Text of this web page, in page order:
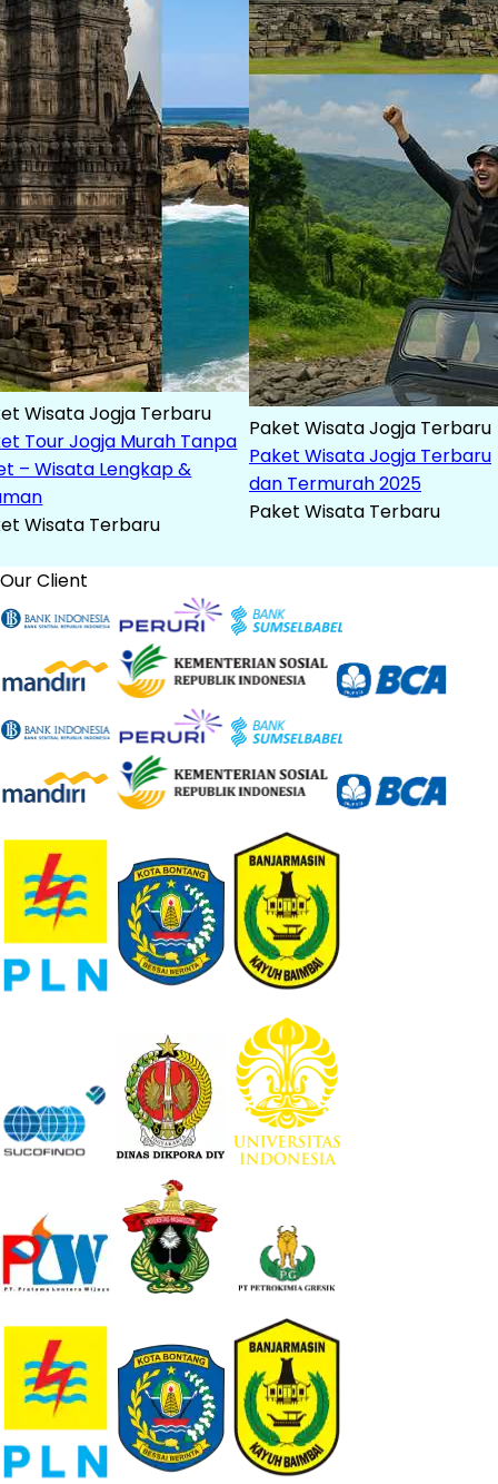
Wisata Jogja Terbaru
Tour Jogja Murah Tanpa
– Wisata Lengkap &
Wisata Terbaru
Paket Wisata Jogja Terbaru
Paket Wisata Jogja Terbaru
dan Termurah 2025
Paket Wisata Terbaru
Our Client